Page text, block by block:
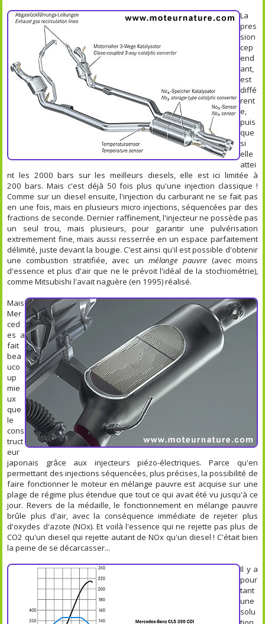
La
pres
sion
cep
end
ant,
est
diffé
rent
e,
puis
que
si
elle
attei
nt les 2000 bars sur les meilleurs diesels, elle est ici limitée à
200 bars. Mais c'est déjà 50 fois plus qu'une injection classique !
Comme sur un diesel ensuite, l'injection du carburant ne se fait pas
en une fois, mais en plusieurs micro injections, séquencées par des
fractions de seconde. Dernier raffinement, l'injecteur ne possède pas
un seul trou, mais plusieurs, pour garantir une pulvérisation
extremement fine, mais aussi resserrée en un espace parfaitement
délimité, juste devant la bougie. C'est ainsi qu'il est possible d'obtenir
une combustion stratifiée, avec un mélange pauvre (avec moins
d'essence et plus d'air que ne le prévoit l'idéal de la stochiométrie),
comme Mitsubishi l'avait naguère (en 1995) réalisé.
Mais
Mer
ced
es a
fait
bea
uco
up
mie
ux
que
le
cons
truct
eur
japonais grâce aux injecteurs piézo-électriques. Parce qu'en
permettant des injections séquencées, plus précises, la possibilité de
faire fonctionner le moteur en mélange pauvre est acquise sur une
plage de régime plus étendue que tout ce qui avait été vu jusqu'à ce
jour. Revers de la médaille, le fonctionnement en mélange pauvre
brûle plus d'air, avec la conséquence immédiate de rejeter plus
d'oxydes d'azote (NOx). Et voilà l'essence qui ne rejette pas plus de
CO2 qu'un diesel qui rejette autant de NOx qu'un diesel ! C'était bien
la peine de se décarcasser...
Il y a
pour
tant
une
solu